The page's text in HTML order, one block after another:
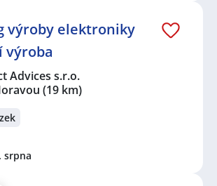
výroby elektroniky
výroba
Advices s.r.o.
(19 km)
srpna